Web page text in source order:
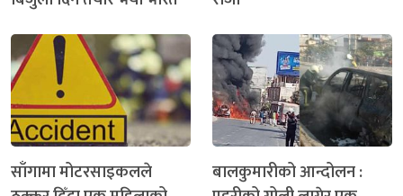
साँगामा मोटरसाइकलले
बालकुमारीको आन्दोलन :